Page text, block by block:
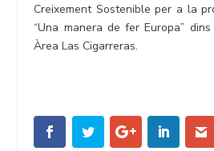
Creixement Sostenible per a la
“Una manera de fer Europa”
Àrea Las Cigarreras.